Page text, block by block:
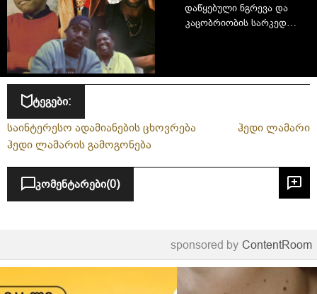
დაწყებული ნგრევა და
კაცობრიობის სარკედ
ტეგები:
საინტერესო ადამიანების ცხოვრება
ჰედი ლამარი
ჰედი ლამარის გამოგონება
კომენტარები(0)
sponsored by ContentRoom